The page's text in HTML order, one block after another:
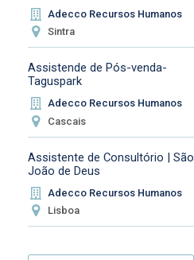
Adecco Recursos Humanos
Sintra
Assistende de Pós-venda-
Taguspark
Adecco Recursos Humanos
Cascais
Assistente de Consultório | São
João de Deus
Adecco Recursos Humanos
Lisboa